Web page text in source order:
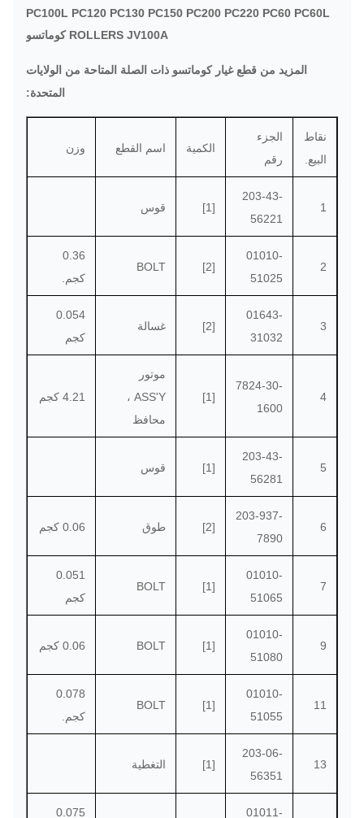
ميناء: قوانغتشو أو حسب
طرق التوصيل:
البحر
طرق الدفع:
PC100L PC120 PC130 PC150 PC200 PC220 PC60 PC60L
ROLLERS JV100A كوماتسو
المزيد من قطع غيار كوماتسو ذات الصلة المتاحة من الولايات
المتحدة:
نقاط
البيع.
الجزء
رقم
الكمية اسم القطع وزن
1
203-43-
56221
[1] قوس
2
01010-
51025
[2]
BOLT
0.36
كجم.
3
01643-
31032
[2] غسالة
0.054
كجم
4
7824-30-
1600
[1]
موتور
ASS'Y ،
محافظ
4.21 كجم
5
203-43-
56281
[1] قوس
6
203-937-
7890
[2] طوق 0.06 كجم
7
01010-
51065
[1]
BOLT
0.051
كجم
9
01010-
51080
[1]
BOLT 0.06 كجم
11
01010-
51055
[1]
BOLT
0.078
كجم.
13
203-06-
56351
[1] التغطية
01011-
0.075